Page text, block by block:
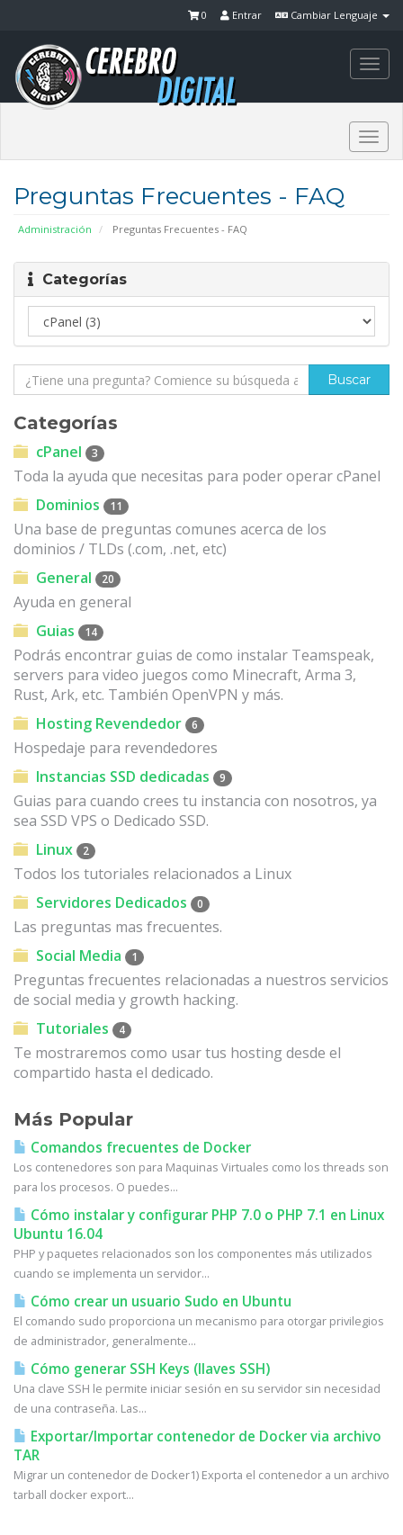
Cambiar Lenguaje
Entrar
0
Preguntas Frecuentes - FAQ
Administración Preguntas Frecuentes - FAQ
Categorías
Categorías
cPanel 3
Toda la ayuda que necesitas para poder operar cPanel
Dominios
11
Una base de preguntas comunes acerca de los
dominios / TLDs (.com, .net, etc)
General
20
Ayuda en general
Guias
14
Podrás encontrar guias de como instalar Teamspeak,
servers para video juegos como Minecraft, Arma 3,
Rust, Ark, etc. También OpenVPN y más.
Hosting Revendedor
6
Hospedaje para revendedores
Instancias SSD dedicadas
9
Guias para cuando crees tu instancia con nosotros, ya
sea SSD VPS o Dedicado SSD.
Linux
2
Todos los tutoriales relacionados a Linux
Servidores Dedicados
0
Las preguntas mas frecuentes.
Social Media
1
Preguntas frecuentes relacionadas a nuestros servicios
de social media y growth hacking.
Tutoriales
4
Te mostraremos como usar tus hosting desde el
compartido hasta el dedicado.
Más Popular
Comandos frecuentes de Docker
Los contenedores son para Maquinas Virtuales como los threads son
para los procesos. O puedes...
Cómo instalar y configurar PHP 7.0 o PHP 7.1 en Linux
Ubuntu 16.04
PHP y paquetes relacionados son los componentes más utilizados
cuando se implementa un servidor...
Cómo crear un usuario Sudo en Ubuntu
El comando sudo proporciona un mecanismo para otorgar privilegios
de administrador, generalmente...
Cómo generar SSH Keys (llaves SSH)
Una clave SSH le permite iniciar sesión en su servidor sin necesidad
de una contraseña. Las...
Exportar/Importar contenedor de Docker via archivo
TAR
Migrar un contenedor de Docker1) Exporta el contenedor a un archivo
tarball docker export...